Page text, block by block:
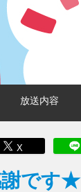
放送内容
X
謝です★